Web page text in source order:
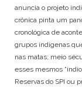
anuncia o projeto
crônica pinta um
cronológica de
grupos indígenas
nas matas; meio
esses mesmos
Reservas do SPI ou